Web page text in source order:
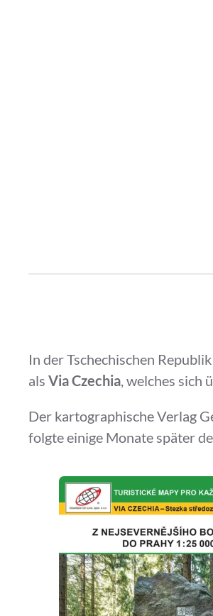
In der Tschechischen
als Via Czechia , welches sich
Der kartographische Verlag
folgte einige Monate später